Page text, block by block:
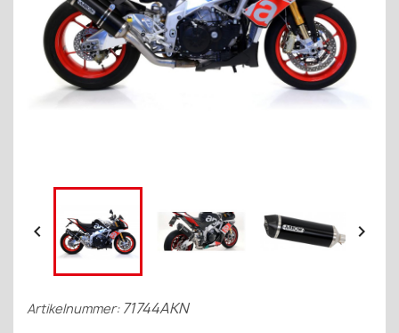
 
Artikelnummer: 71744AKN